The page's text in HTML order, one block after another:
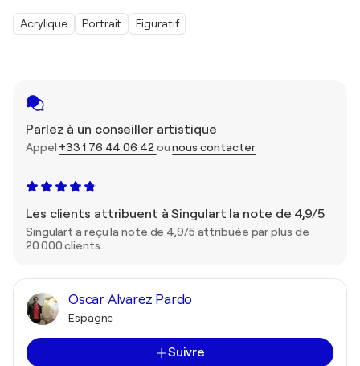
Parlez à un conseiller artistique
Appel +33 1 76 44 06 42 ounous contacter
Les clients attribuent à Singulart la note de 4,9/5
Singulart a reçu la note de 4,9/5 attribuée par plus de
20 000 clients.
Oscar Alvarez Pardo
Espagne
Suivre
Acrylique Portrait Figuratif